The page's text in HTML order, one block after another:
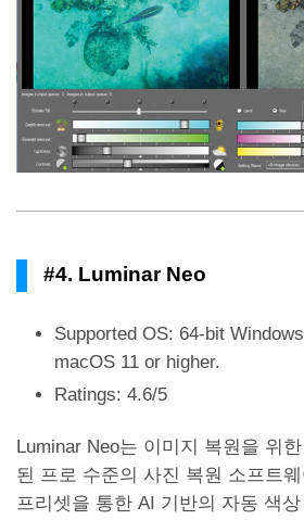
#4. Luminar Neo
Supported OS: 64-bit
macOS 11 or higher.
Ratings: 4.6/5
Luminar Neo는 이미지 복원을 위
된 프로 수준의 사진 복원 소프트
프리셋을 통한 AI 기반의 자동 색